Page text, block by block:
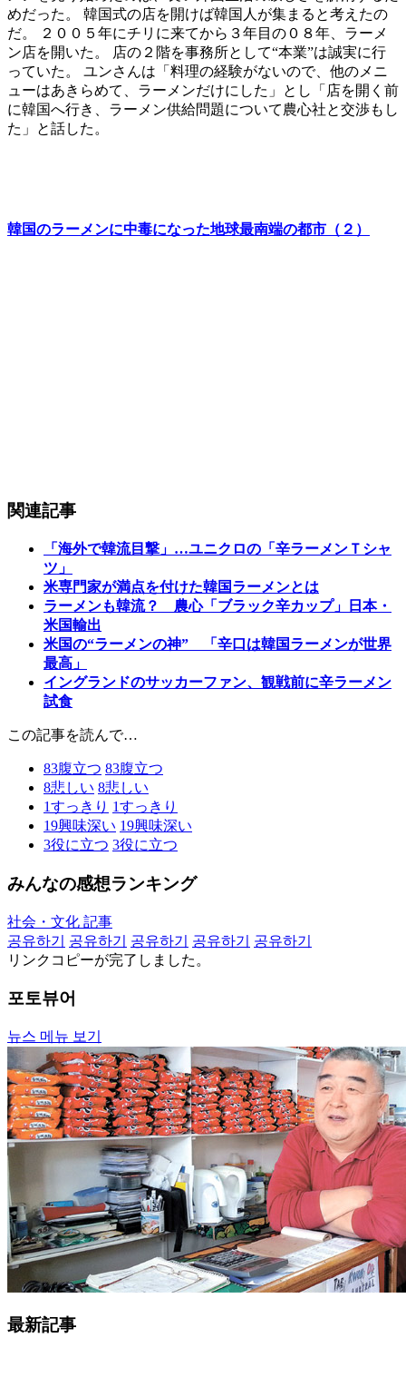
めだった。 韓国式の店を開けば韓国人が集まると考えたの
だ。 ２００５年にチリに来てから３年目の０８年、ラーメ
ン店を開いた。 店の２階を事務所として“本業”は誠実に行
っていた。 ユンさんは「料理の経験がないので、他のメニ
ューはあきらめて、ラーメンだけにした」とし「店を開く前
に韓国へ行き、ラーメン供給問題について農心社と交渉もし
た」と話した。
韓国のラーメンに中毒になった地球最南端の都市（２）
関連記事
「海外で韓流目撃」…ユニクロの「辛ラーメンＴシャ
ツ」
米専門家が満点を付けた韓国ラーメンとは
ラーメンも韓流？ 農心「ブラック辛カップ」日本・
米国輸出
米国の“ラーメンの神” 「辛口は韓国ラーメンが世界
最高」
イングランドのサッカーファン、観戦前に辛ラーメン
試食
この記事を読んで…
83腹立つ 83腹立つ
8悲しい 8悲しい
1すっきり 1すっきり
19興味深い 19興味深い
3役に立つ 3役に立つ
みんなの感想ランキング
社会・文化 記事
공유하기
공유하기 공유하기 공유하기
공유하기
リンクコピーが完了しました。
포토뷰어
뉴스 메뉴 보기
最新記事